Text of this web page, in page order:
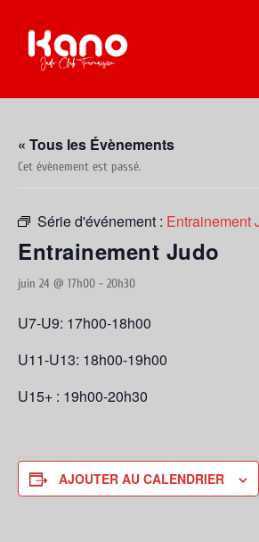
« Tous les Évènements
Cet évènement est passé.
Série d'événement : Entrainement
Entrainement Judo
juin 24 @ 17h00 - 20h30
U7-U9: 17h00-18h00
U11-U13: 18h00-19h00
U15+ : 19h00-20h30
AJOUTER AU CALENDRIER